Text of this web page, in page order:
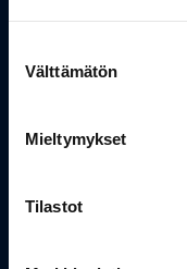
valinta
Välttämätön
Mieltymykset
Tilastot